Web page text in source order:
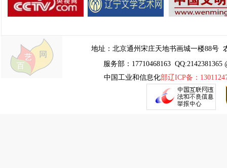
地址： 北京通州宋庄天地书画城一楼88号
服务部：17710468163 QQ:2142381365
中国工业和信息化部辽ICP备：